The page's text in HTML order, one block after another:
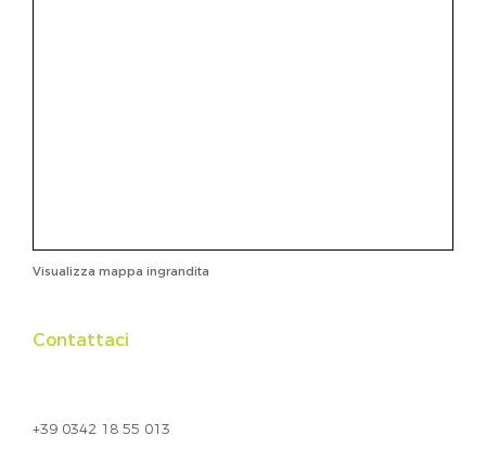
Visualizza mappa ingrandita
Contattaci
+39 0342 18 55 013